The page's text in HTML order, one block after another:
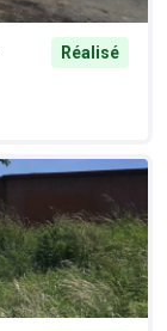
Réalisé